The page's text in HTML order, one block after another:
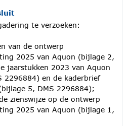
te verzoeken:
van de ontwerp
2025 van Aquon (bijlage 2,
jaarstukken 2023 van Aquon
2296884) en de kaderbrief
5, DMS 2296884);
zienswijze op de ontwerp
2025 van Aquon (bijlage 1,